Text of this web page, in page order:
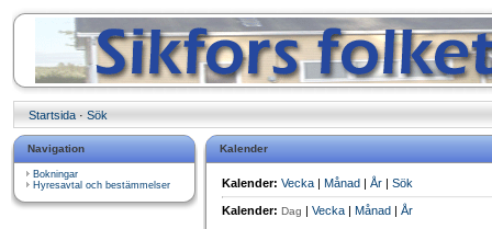
Startsida · Sök
Navigation
Bokningar
Hyresavtal och bestämmelser
Kalender
Kalender: Vecka | Månad | År | Sök
Kalender: Dag | Vecka | Månad | År